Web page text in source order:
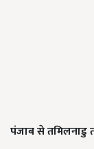
पंजाब से तमिलनाडु